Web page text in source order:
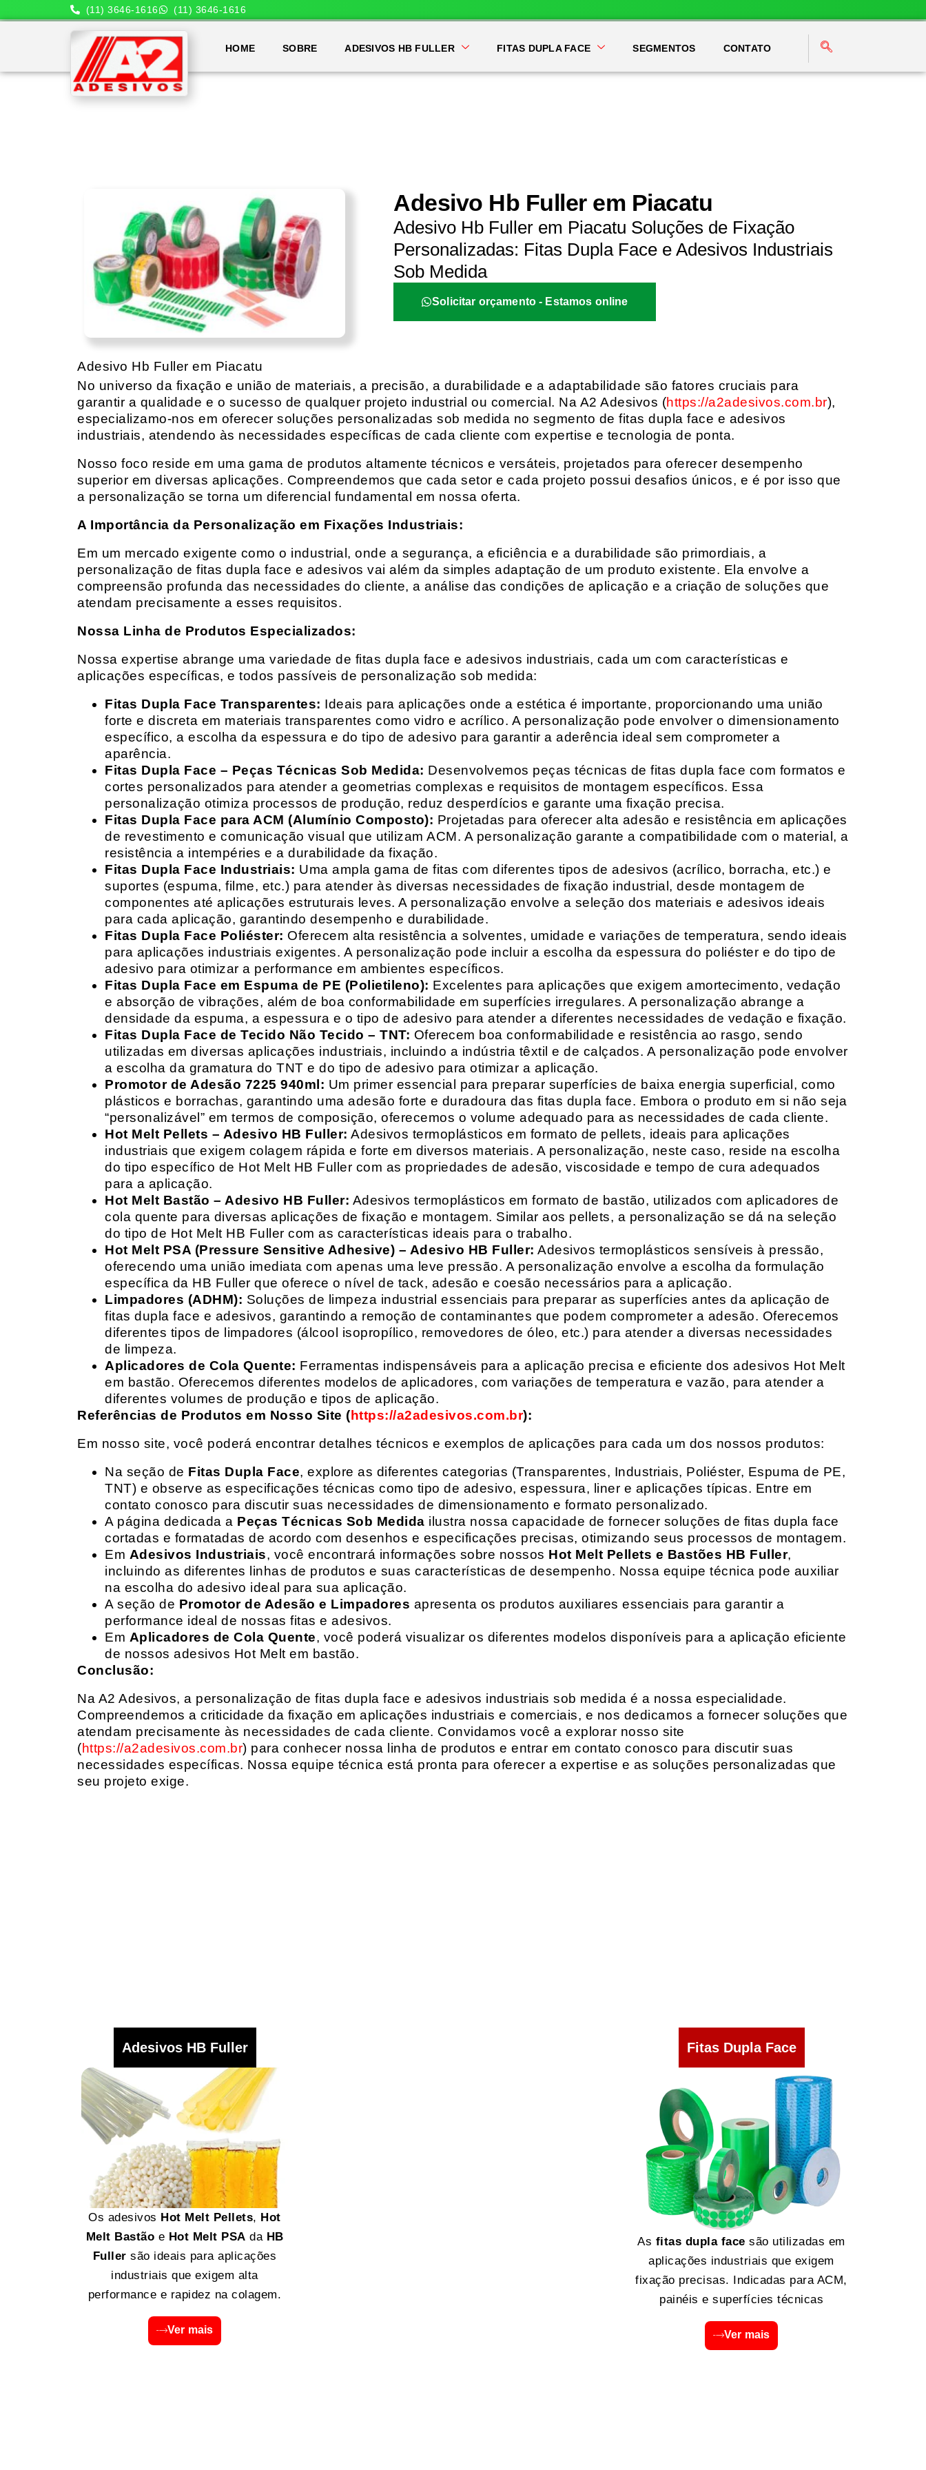
(11) 3646-1616 (11) 3646-1616
HOME SOBRE ADESIVOS HB FULLER FITAS DUPLA FACE SEGMENTOS CONTATO
Adesivo Hb Fuller em Piacatu
Adesivo Hb Fuller em Piacatu Soluções de Fixação
Personalizadas: Fitas Dupla Face e Adesivos Industriais
Sob Medida
Solicitar orçamento - Estamos online
Adesivo Hb Fuller em Piacatu
No universo da fixação e união de materiais, a precisão, a durabilidade e a adaptabilidade são fatores cruciais para
garantir a qualidade e o sucesso de qualquer projeto industrial ou comercial. Na A2 Adesivos (https://a2adesivos.com.br),
especializamo-nos em oferecer soluções personalizadas sob medida no segmento de fitas dupla face e adesivos
industriais, atendendo às necessidades específicas de cada cliente com expertise e tecnologia de ponta.
Nosso foco reside em uma gama de produtos altamente técnicos e versáteis, projetados para oferecer desempenho
superior em diversas aplicações. Compreendemos que cada setor e cada projeto possui desafios únicos, e é por isso que
a personalização se torna um diferencial fundamental em nossa oferta.
A Importância da Personalização em Fixações Industriais:
Em um mercado exigente como o industrial, onde a segurança, a eficiência e a durabilidade são primordiais, a
personalização de fitas dupla face e adesivos vai além da simples adaptação de um produto existente. Ela envolve a
compreensão profunda das necessidades do cliente, a análise das condições de aplicação e a criação de soluções que
atendam precisamente a esses requisitos.
Nossa Linha de Produtos Especializados:
Nossa expertise abrange uma variedade de fitas dupla face e adesivos industriais, cada um com características e
aplicações específicas, e todos passíveis de personalização sob medida:
Fitas Dupla Face Transparentes: Ideais para aplicações onde a estética é importante, proporcionando uma união
forte e discreta em materiais transparentes como vidro e acrílico. A personalização pode envolver o dimensionamento
específico, a escolha da espessura e do tipo de adesivo para garantir a aderência ideal sem comprometer a
aparência.
Fitas Dupla Face – Peças Técnicas Sob Medida: Desenvolvemos peças técnicas de fitas dupla face com formatos e
cortes personalizados para atender a geometrias complexas e requisitos de montagem específicos. Essa
personalização otimiza processos de produção, reduz desperdícios e garante uma fixação precisa.
Fitas Dupla Face para ACM (Alumínio Composto): Projetadas para oferecer alta adesão e resistência em aplicações
de revestimento e comunicação visual que utilizam ACM. A personalização garante a compatibilidade com o material, a
resistência a intempéries e a durabilidade da fixação.
Fitas Dupla Face Industriais: Uma ampla gama de fitas com diferentes tipos de adesivos (acrílico, borracha, etc.) e
suportes (espuma, filme, etc.) para atender às diversas necessidades de fixação industrial, desde montagem de
componentes até aplicações estruturais leves. A personalização envolve a seleção dos materiais e adesivos ideais
para cada aplicação, garantindo desempenho e durabilidade.
Fitas Dupla Face Poliéster: Oferecem alta resistência a solventes, umidade e variações de temperatura, sendo ideais
para aplicações industriais exigentes. A personalização pode incluir a escolha da espessura do poliéster e do tipo de
adesivo para otimizar a performance em ambientes específicos.
Fitas Dupla Face em Espuma de PE (Polietileno): Excelentes para aplicações que exigem amortecimento, vedação
e absorção de vibrações, além de boa conformabilidade em superfícies irregulares. A personalização abrange a
densidade da espuma, a espessura e o tipo de adesivo para atender a diferentes necessidades de vedação e fixação.
Fitas Dupla Face de Tecido Não Tecido – TNT: Oferecem boa conformabilidade e resistência ao rasgo, sendo
utilizadas em diversas aplicações industriais, incluindo a indústria têxtil e de calçados. A personalização pode envolver
a escolha da gramatura do TNT e do tipo de adesivo para otimizar a aplicação.
Promotor de Adesão 7225 940ml: Um primer essencial para preparar superfícies de baixa energia superficial, como
plásticos e borrachas, garantindo uma adesão forte e duradoura das fitas dupla face. Embora o produto em si não seja
“personalizável” em termos de composição, oferecemos o volume adequado para as necessidades de cada cliente.
Hot Melt Pellets – Adesivo HB Fuller: Adesivos termoplásticos em formato de pellets, ideais para aplicações
industriais que exigem colagem rápida e forte em diversos materiais. A personalização, neste caso, reside na escolha
do tipo específico de Hot Melt HB Fuller com as propriedades de adesão, viscosidade e tempo de cura adequados
para a aplicação.
Hot Melt Bastão – Adesivo HB Fuller: Adesivos termoplásticos em formato de bastão, utilizados com aplicadores de
cola quente para diversas aplicações de fixação e montagem. Similar aos pellets, a personalização se dá na seleção
do tipo de Hot Melt HB Fuller com as características ideais para o trabalho.
Hot Melt PSA (Pressure Sensitive Adhesive) – Adesivo HB Fuller: Adesivos termoplásticos sensíveis à pressão,
oferecendo uma união imediata com apenas uma leve pressão. A personalização envolve a escolha da formulação
específica da HB Fuller que oferece o nível de tack, adesão e coesão necessários para a aplicação.
Limpadores (ADHM): Soluções de limpeza industrial essenciais para preparar as superfícies antes da aplicação de
fitas dupla face e adesivos, garantindo a remoção de contaminantes que podem comprometer a adesão. Oferecemos
diferentes tipos de limpadores (álcool isopropílico, removedores de óleo, etc.) para atender a diversas necessidades
de limpeza.
Aplicadores de Cola Quente: Ferramentas indispensáveis para a aplicação precisa e eficiente dos adesivos Hot Melt
em bastão. Oferecemos diferentes modelos de aplicadores, com variações de temperatura e vazão, para atender a
diferentes volumes de produção e tipos de aplicação.
Referências de Produtos em Nosso Site (https://a2adesivos.com.br):
Em nosso site, você poderá encontrar detalhes técnicos e exemplos de aplicações para cada um dos nossos produtos:
Na seção de Fitas Dupla Face, explore as diferentes categorias (Transparentes, Industriais, Poliéster, Espuma de PE,
TNT) e observe as especificações técnicas como tipo de adesivo, espessura, liner e aplicações típicas. Entre em
contato conosco para discutir suas necessidades de dimensionamento e formato personalizado.
A página dedicada a Peças Técnicas Sob Medida ilustra nossa capacidade de fornecer soluções de fitas dupla face
cortadas e formatadas de acordo com desenhos e especificações precisas, otimizando seus processos de montagem.
Em Adesivos Industriais, você encontrará informações sobre nossos Hot Melt Pellets e Bastões HB Fuller,
incluindo as diferentes linhas de produtos e suas características de desempenho. Nossa equipe técnica pode auxiliar
na escolha do adesivo ideal para sua aplicação.
A seção de Promotor de Adesão e Limpadores apresenta os produtos auxiliares essenciais para garantir a
performance ideal de nossas fitas e adesivos.
Em Aplicadores de Cola Quente, você poderá visualizar os diferentes modelos disponíveis para a aplicação eficiente
de nossos adesivos Hot Melt em bastão.
Conclusão:
Na A2 Adesivos, a personalização de fitas dupla face e adesivos industriais sob medida é a nossa especialidade.
Compreendemos a criticidade da fixação em aplicações industriais e comerciais, e nos dedicamos a fornecer soluções que
atendam precisamente às necessidades de cada cliente. Convidamos você a explorar nosso site
(https://a2adesivos.com.br) para conhecer nossa linha de produtos e entrar em contato conosco para discutir suas
necessidades específicas. Nossa equipe técnica está pronta para oferecer a expertise e as soluções personalizadas que
seu projeto exige.
Adesivos HB Fuller
Os adesivos Hot Melt Pellets, Hot
Melt Bastão e Hot Melt PSA da HB
Fuller são ideais para aplicações
industriais que exigem alta
performance e rapidez na colagem.
Ver mais
Fitas Dupla Face
As fitas dupla face são utilizadas em
aplicações industriais que exigem
fixação precisas. Indicadas para ACM,
painéis e superfícies técnicas
Ver mais